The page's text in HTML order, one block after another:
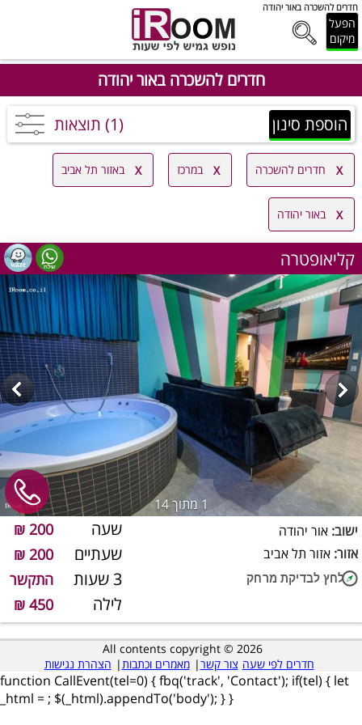
חדרים להשכרה באור יהודה
הפעל
מיקום
חדרים להשכרה באור יהודה
הוספת סינון (1) תוצאות
חדרים להשכרה במרכז באזור תל אביב
באור יהודה
קליאופטרה
1 מתוך 14
שעה 200 ₪
שעתיים 200 ₪
3 שעות התקשר
לילה 450 ₪
ישוב: אור יהודה
אזור: אזור תל אביב
All contents copyright © 2026
חדרים לפי שעה צור קשר| מאמרים וכתבות | הצהרת נגישות
function CallEvent(tel=0) { fbq('track', 'Contact'); if(tel) { let
_html = ; $(_html).appendTo('body'); } }